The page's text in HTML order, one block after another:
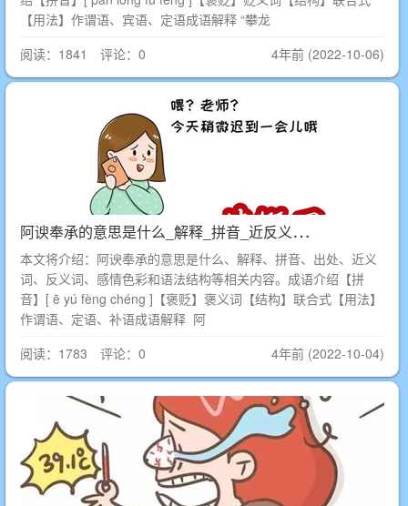
【用法】作谓语、宾语、定语成语解释 “攀龙
阅读：1841 评论：0
4年前 (2022-10-06)
阿
谀奉承的意思是什么_解释_拼音_近反义词_出处
本文将介绍：阿谀奉承的意思是什么、解释、拼音、出处、近义
词、反义词、感情色彩和语法结构等相关内容。成语介绍【拼
音】[ ē yú fèng chéng ]【褒贬】褒义词【结构】联合式【用法】
作谓语、定语、补语成语解释 阿
阅读：1783 评论：0
4年前 (2022-10-04)